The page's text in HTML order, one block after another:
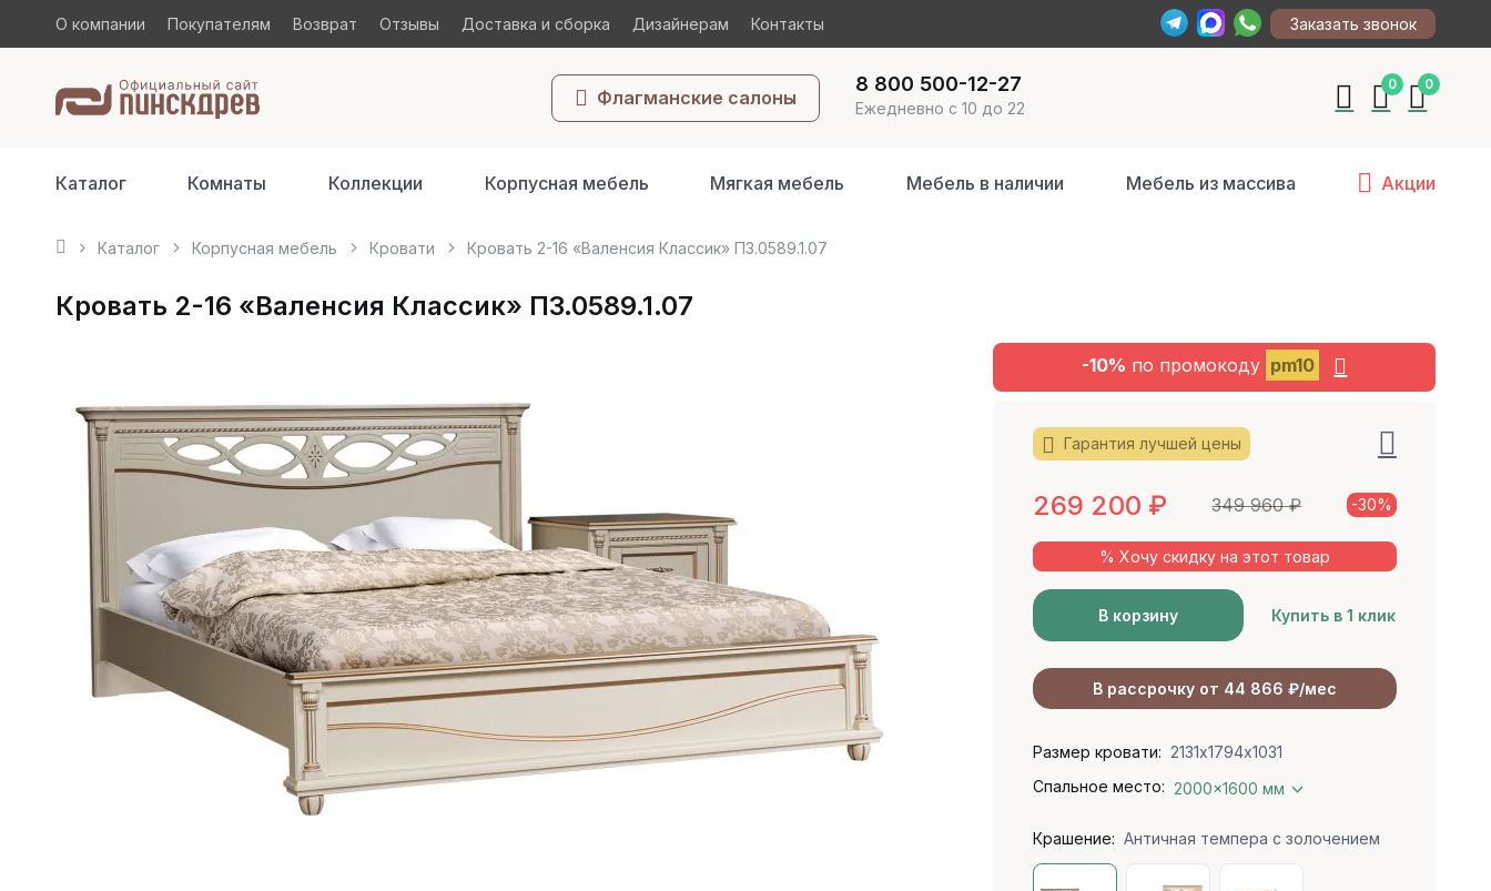
О компании Покупателям Возврат Отзывы Доставка и сборка Дизайнерам Контакты Заказать звонок
Флагманские салоны
8 800 500-12-27
Ежедневно с 10 до 22
0 0
Каталог Комнаты Коллекции Корпусная мебель Мягкая мебель Мебель в наличии Мебель из массива Акции
Каталог Корпусная мебель Кровати Кровать 2-16 «Валенсия Классик» П3.0589.1.07
Кровать 2-16 «Валенсия Классик» П3.0589.1.07
-10% по промокоду pm10
Гарантия лучшей цены
269 200 ₽ 349 960₽ -30%
% Хочу скидку на этот товар
В корзину Купить в 1 клик
В рассрочку от 44 866 ₽/мес
Размер кровати: 2131х1794х1031
Спальное место: 2000x1600 мм
Крашение: Античная темпера с золочением